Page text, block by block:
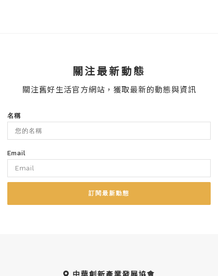
關注最新動態
關注舊好生活官方網站，獲取最新的動態與資訊
名稱
Email
訂閱最新動態
中華創新產業發展協會